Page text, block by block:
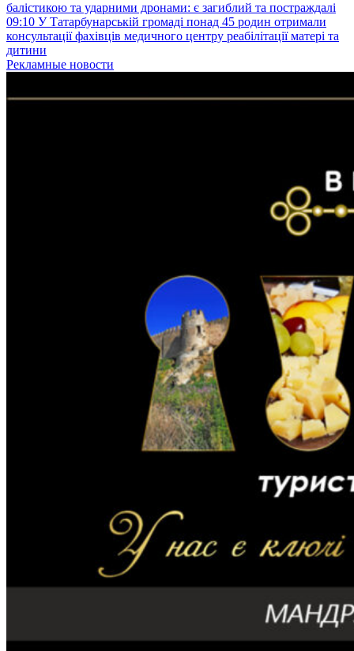
балістикою та ударними дронами: є загиблий та постраждалі
09:10 У Татарбунарській громаді понад 45 родин отримали
консультації фахівців медичного центру реабілітації матері та
дитини
Рекламные новости